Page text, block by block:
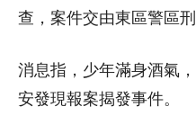
查，案件交由東區警區
消息指，少年滿身酒氣
安發現報案揭發事件。